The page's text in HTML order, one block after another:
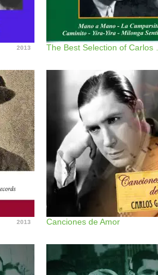
2013
2013 Canciones de Amor